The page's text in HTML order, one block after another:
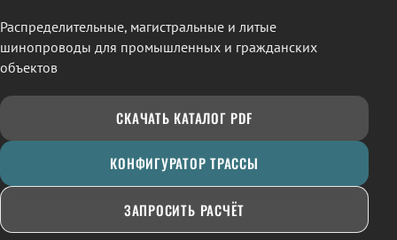
Распределительные, магистральные и литые
шинопроводы для промышленных и гражданских
объектов
СКАЧАТЬ КАТАЛОГ PDF
КОНФИГУРАТОР ТРАССЫ
ЗАПРОСИТЬ РАСЧЁТ